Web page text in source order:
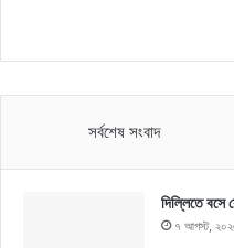
সর্বশেষ সংবাদ
দিল্লিতে বসে
৭ আগস্ট,